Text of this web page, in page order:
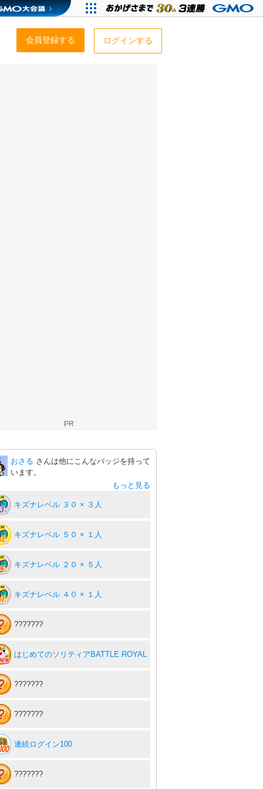
会員登録する ログインする
PR
おさる さんは他にこんなバッジを持って
います。
もっと見る
キズナレベル ３０ × ３人
キズナレベル ５０ × １人
キズナレベル ２０ × ５人
キズナレベル ４０ × １人
???????
はじめてのソリティアBATTLE ROYAL
???????
???????
連続ログイン100
???????